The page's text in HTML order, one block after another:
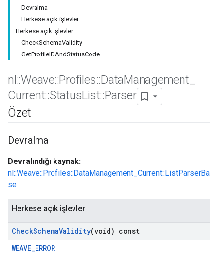
Devralma
Herkese açık işlevler
Herkese açık işlevler
CheckSchemaValidity
GetProfileIDAndStatusCode
nl ::Weave::Profiles::DataManagement
Current::StatusList::Parser
Özet
Devralma
Devralındığı kaynak:
nl::Weave::Profiles::DataManagement_Current::ListParserBa
se
Herkese açık işlevler
CheckSchemaValidity(void) const
WEAVE_ERROR